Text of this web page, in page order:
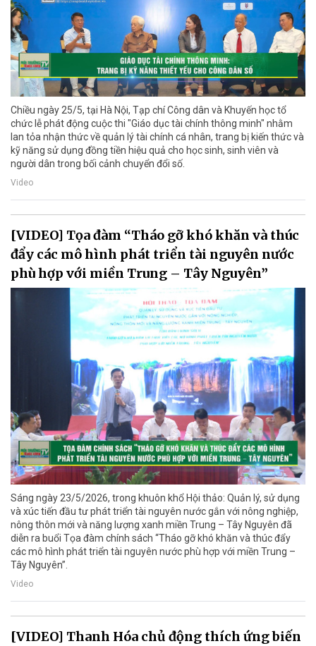
Chiều ngày 25/5, tại Hà Nội, Tạp chí Công dân và Khuyến học tổ
chức lễ phát động cuộc thi "Giáo dục tài chính thông minh" nhằm
lan tỏa nhận thức về quản lý tài chính cá nhân, trang bị kiến thức và
kỹ năng sử dụng đồng tiền hiệu quả cho học sinh, sinh viên và
người dân trong bối cảnh chuyển đổi số.
Video
[VIDEO] Tọa đàm “Tháo gỡ khó khăn và thúc
đẩy các mô hình phát triển tài nguyên nước
phù hợp với miền Trung – Tây Nguyên”
Sáng ngày 23/5/2026, trong khuôn khổ Hội thảo: Quản lý, sử dụng
và xúc tiến đầu tư phát triển tài nguyên nước gắn với nông nghiệp,
nông thôn mới và năng lượng xanh miền Trung – Tây Nguyên đã
diễn ra buổi Tọa đàm chính sách “Tháo gỡ khó khăn và thúc đẩy
các mô hình phát triển tài nguyên nước phù hợp với miền Trung –
Tây Nguyên”.
Video
[VIDEO] Thanh Hóa chủ động thích ứng biến